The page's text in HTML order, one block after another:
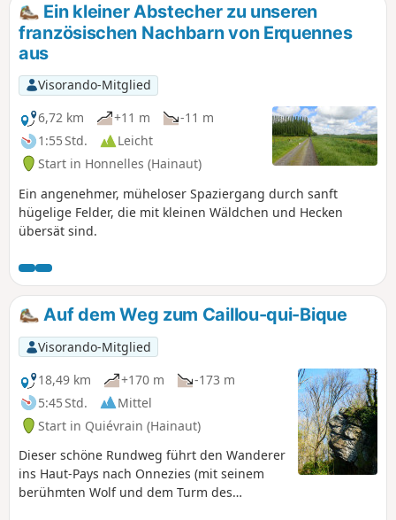
Ein kleiner Abstecher zu unseren
französischen Nachbarn von Erquennes
aus
Visorando-Mitglied
6,72 km
+11 m
-11 m
1:55 Std.
Leicht
Start in Honnelles (Hainaut)
Ein angenehmer, müheloser Spaziergang durch sanft
hügelige Felder, die mit kleinen Wäldchen und Hecken
übersät sind.
Auf dem Weg zum Caillou-qui-Bique
Visorando-Mitglied
18,49 km
+170 m
-173 m
5:45 Std.
Mittel
Start in Quiévrain (Hainaut)
Dieser schöne Rundweg führt den Wanderer
ins Haut-Pays nach Onnezies (mit seinem
berühmten Wolf und dem Turm des